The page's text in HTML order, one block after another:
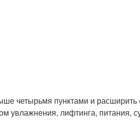
четырьмя пунктами и расширить
увлажнения, лифтинга, питания,